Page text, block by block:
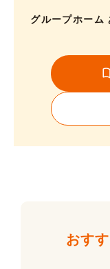
グループホーム
おす